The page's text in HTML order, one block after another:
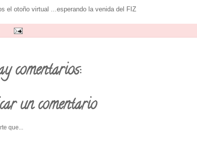
el otoño virtual ...esperando la venida del FIZ
comentarios:
un comentario
que...